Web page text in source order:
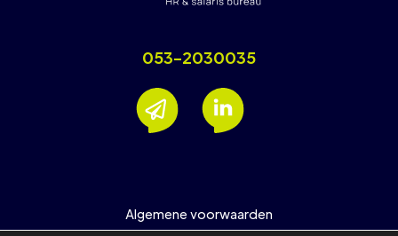
053-2030035
Algemene voorwaarden